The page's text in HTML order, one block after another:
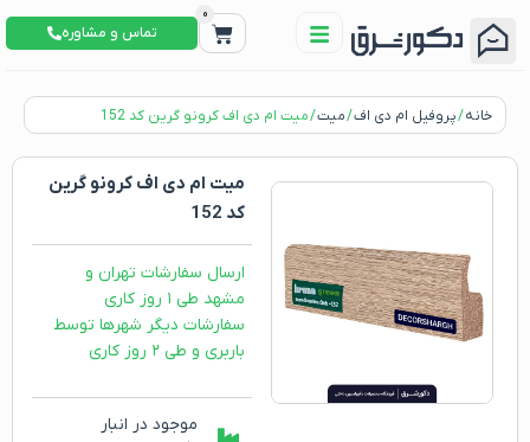
0
تماس و مشاوره
خانه/پروفیل ام دی اف/میت/ میت ام دی اف کرونو گرین کد 152
میت ام دی اف کرونو گرین
کد 152
ارسال سفارشات تهران و
مشهد طی ۱ روز کاری
سفارشات دیگر شهرها توسط
باربری و طی ۲ روز کاری
موجود در انبار